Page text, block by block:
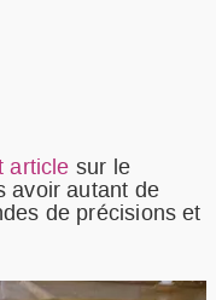
article sur le
avoir autant de
de précisions et